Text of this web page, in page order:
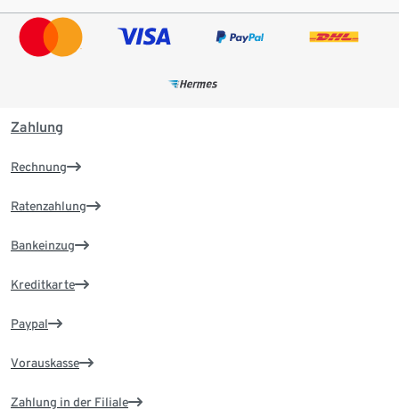
Zahlung
Rechnung
Ratenzahlung
Bankeinzug
Kreditkarte
Paypal
Vorauskasse
Zahlung in der Filiale